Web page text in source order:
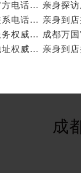
亲身探访成都万国官方售后服务中心｜全新地址与官方电话（2026年7月最新）
亲身探访成都万国官方售后服务中心｜地址及官方联系电话（2026年7月最新）
成都万国官方售后维修服务中心提供专业手表保养服务权威公示（2026年7月最新）
成都万国官方售后服务中心｜官方电话和完整维修地址权威信息公示（2026年7月最新）
成